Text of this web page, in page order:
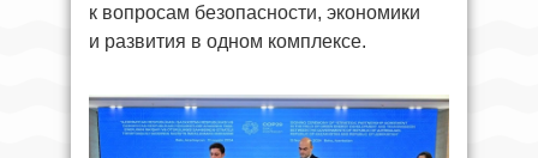
к вопросам безопасности, экономики
и развития в одном комплексе.